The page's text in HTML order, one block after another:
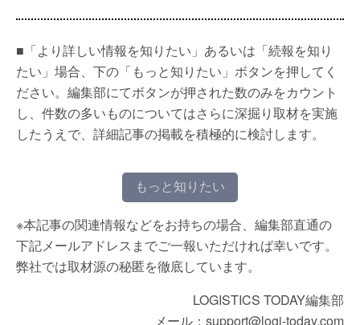
■「より詳しい情報を知りたい」あるいは「続報を知り
たい」場合、下の「もっと知りたい」ボタンを押してく
ださい。編集部にてボタンが押された数のみをカウント
し、件数の多いものについてはさらに深掘り取材を実施
したうえで、詳細記事の掲載を積極的に検討します。
もっと知りたい
※本記事の関連情報などをお持ちの場合、編集部直通の
下記メールアドレスまでご一報いただければ幸いです。
弊社では取材源の秘匿を徹底しています。
LOGISTICS TODAY編集部
メール：support@logi-today.com